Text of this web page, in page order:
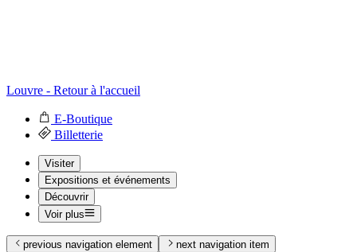
Louvre - Retour à l'accueil
E-Boutique
Billetterie
Visiter
Expositions et événements
Découvrir
Voir plus
previous navigation element next navigation item